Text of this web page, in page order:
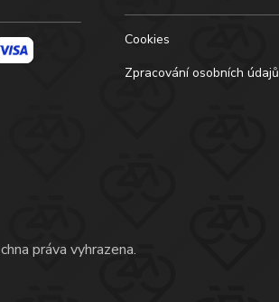
Cookies
Zpracování osobních údajů
práva vyhrazena.